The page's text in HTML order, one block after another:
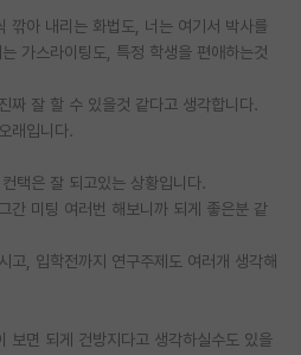
깎아 내리는 화법도, 너는 여기서 박사를
가스라이팅도, 특정 학생을 편애하는것
짜 잘 할 수 있을것 같다고 생각합니다.
래입니다.
택은 잘 되고있는 상황입니다.
간 미팅 여러번 해보니까 되게 좋은분 같
고, 입학전까지 연구주제도 여러개 생각해
보면 되게 건방지다고 생각하실수도 있을